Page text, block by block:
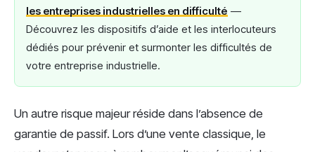
les entreprises industrielles en difficulté —
Découvrez les dispositifs d’aide et les interlocuteurs
dédiés pour prévenir et surmonter les difficultés de
votre entreprise industrielle.
Un autre risque majeur réside dans l’absence de
garantie de passif. Lors d’une vente classique, le